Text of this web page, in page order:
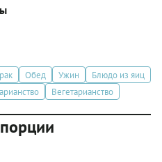
Обед Ужин
Блюдо из яиц
Вегетарианство